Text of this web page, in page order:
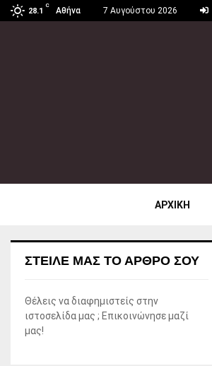
28.1
C
Αθήνα 7 Αυγούστου 2026
ΑΡΧΙΚΗ
ΣΤΕΊΛΕ ΜΑΣ ΤΟ ΆΡΘΡΟ ΣΟΥ
Θέλεις να διαφημιστείς στην
ιστοσελίδα μας ; Επικοινώνησε μαζί
μας!